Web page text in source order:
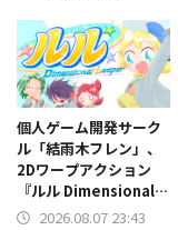
個人ゲーム開発サーク
ル「結雨木フレン」、
2Dワープアクション
『ルル Dimensional
Leaper』体験版をリ
2026.08.07 23:43